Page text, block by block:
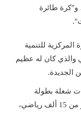
و"كرة طائرة
للتنمية
والذي كان له عظيم
الجديدة.
شعلة بطولة
الجمهورية للشركات في نسختها رقم 53 ولأول مرة من المدينة بمشاركة أكثر من 15 ألف رياضي،
مدريد؟.. السيتي يرفض
بشأن رودري